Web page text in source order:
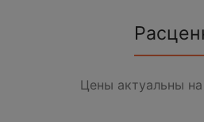
Цены актуальны